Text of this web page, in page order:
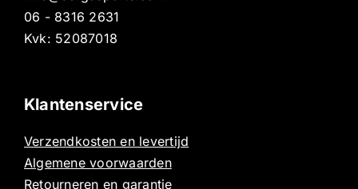
06 - 8316 2631
Kvk: 52087018
Klantenservice
Verzendkosten en levertijd
Algemene voorwaarden
Retourneren en garantie